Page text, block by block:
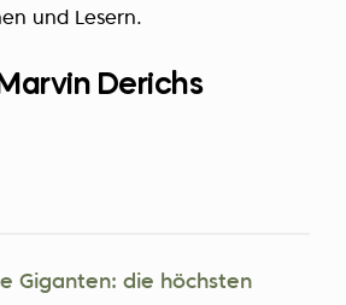
und Lesern.
Derichs
Giganten: die höchsten